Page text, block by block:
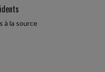
à la source